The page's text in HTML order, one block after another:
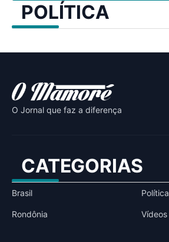
POLÍTICA
O Jornal que faz a diferença
CATEGORIAS
Brasil Política
Rondônia Vídeos